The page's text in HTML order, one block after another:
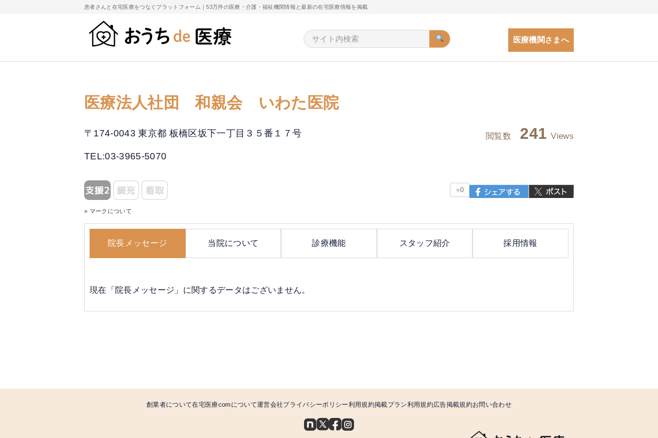
患者さんと在宅医療をつなぐプラットフォーム｜53万件の医療・介護・福祉機関情報と最新の在宅医療情報を掲載
医療機関さまへ
医療法人社団 和親会 いわた医院
〒174-0043 東京都 板橋区坂下一丁目３５番１７号
TEL:03-3965-5070
閲覧数 241 Views
♥0
» マークについて
院長メッセージ 当院について 診療機能 スタッフ紹介 採用情報
現在「院長メッセージ」に関するデータはございません。
創業者について在宅医療comについて運営会社プライバシーポリシー利用規約掲載プラン利用規約広告掲載規約お問い合わせ